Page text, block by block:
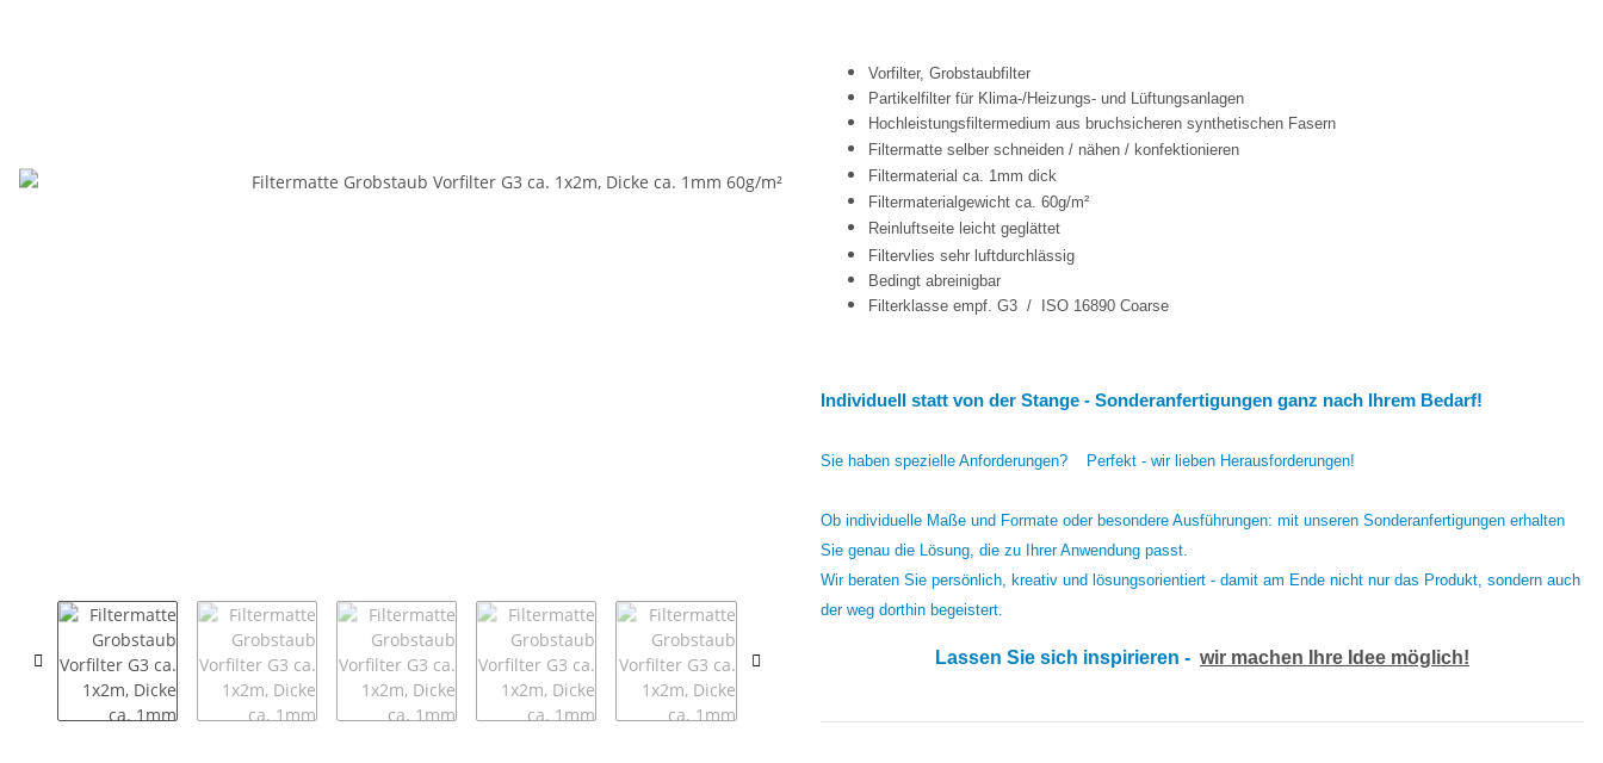
Vorfilter, Grobstaubfilter
Partikelfilter für Klima-/Heizungs- und Lüftungsanlagen
Hochleistungsfiltermedium aus bruchsicheren synthetischen Fasern
Filtermatte selber schneiden / nähen / konfektionieren
Filtermaterial ca. 1mm dick
Filtermaterialgewicht ca. 60g/m²
Reinluftseite leicht geglättet
Filtervlies sehr luftdurchlässig
Bedingt abreinigbar
Filterklasse empf. G3 / ISO 16890 Coarse
Individuell statt von der Stange - Sonderanfertigungen ganz nach Ihrem Bedarf!
Sie haben spezielle Anforderungen? Perfekt - wir lieben Herausforderungen!
Ob individuelle Maße und Formate oder besondere Ausführungen: mit unseren Sonderanfertigungen erhalten
Sie genau die Lösung, die zu Ihrer Anwendung passt.
Wir beraten Sie persönlich, kreativ und lösungsorientiert - damit am Ende nicht nur das Produkt, sondern auch
der weg dorthin begeistert.
Lassen Sie sich inspirieren - wir machen Ihre Idee möglich!